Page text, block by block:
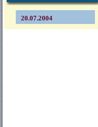
20.07.2004